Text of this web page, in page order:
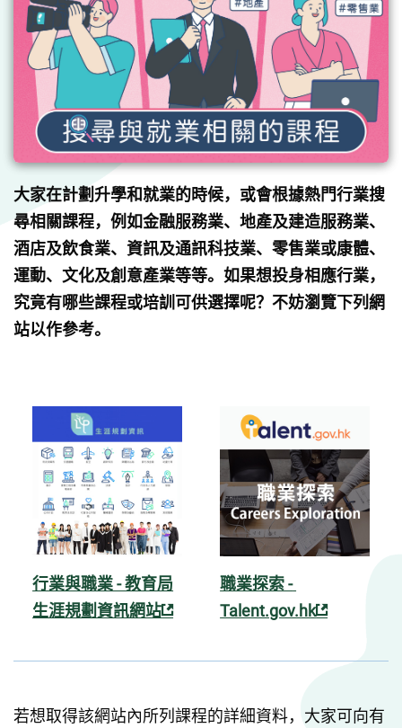
大家在計劃升學和就業的時候，或會根據熱門行業搜
尋相關課程，例如金融服務業、地產及建造服務業、
酒店及飲食業、資訊及通訊科技業、零售業或康體、
運動、文化及創意產業等等。如果想投身相應行業，
究竟有哪些課程或培訓可供選擇呢？不妨瀏覽下列網
站以作參考。
行業與職業 - 教育局
生涯規劃資訊網站
職業探索 -
Talent.gov.hk
若想取得該網站內所列課程的詳細資料，大家可向有